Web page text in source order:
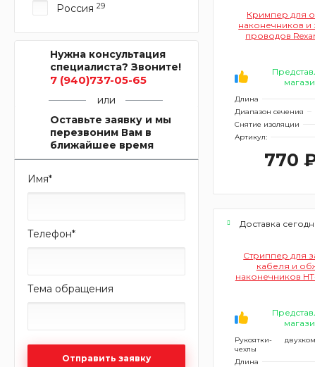
Россия 29
Нужна консультация
специалиста? Звоните!
7 (940)737-05-65
или
Оставьте заявку и мы
перезвоним Вам в
ближайшее время
Имя*
Телефон*
Тема обращения
Отправить заявку
Кримпер для
наконечников и
проводов
Длина
Диапазон сечения
Снятие изоляции
Артикул:
770
Доставка
Стриппер для
кабеля и
наконечников
Рукоятки-
чехлы
Длина